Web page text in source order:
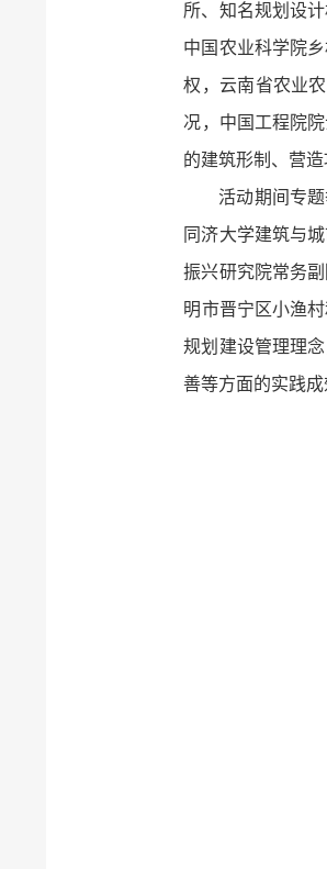
所、知名规划设
中国农业科学院
权，云南省农业
况，中国工程院
的建筑形制、营
活动期间专
同济大学建筑与
振兴研究院常务
明市晋宁区小渔
规划建设管理理
善等方面的实践